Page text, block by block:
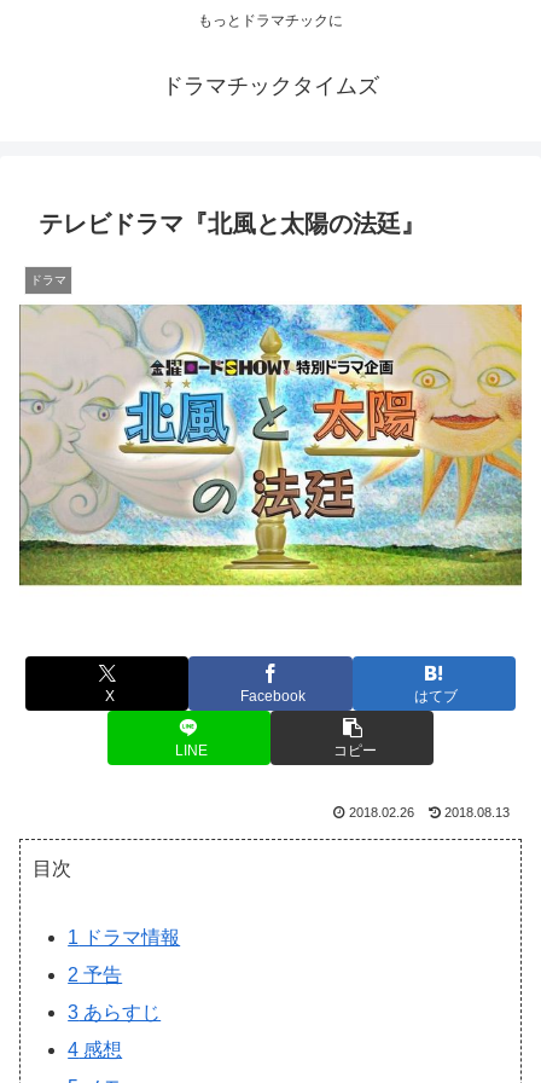
もっとドラマチックに
ドラマチックタイムズ
テレビドラマ『北風と太陽の法廷』
ドラマ
X Facebook はてブ
LINE コピー
2018.02.26 2018.08.13
目次
1 ドラマ情報
2 予告
3 あらすじ
4 感想